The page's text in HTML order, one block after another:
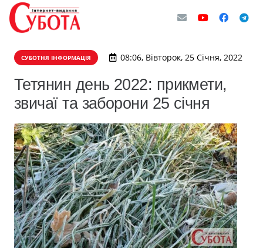
СУБОТНЯ ІНФОРМАЦІЯ 08:06, Вівторок, 25 Січня, 2022
Тетянин день 2022: прикмети,
звичаї та заборони 25 січня